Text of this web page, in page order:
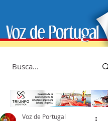
Voz de Portugal